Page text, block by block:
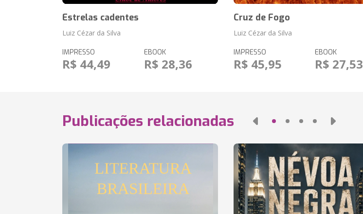
Estrelas cadentes
Luiz Cézar da Silva
IMPRESSO
R$ 44,49
EBOOK
R$ 28,36
Cruz de Fogo
Luiz Cézar da Silva
IMPRESSO
R$ 45,95
EBOOK
R$ 27,53
Publicações relacionadas